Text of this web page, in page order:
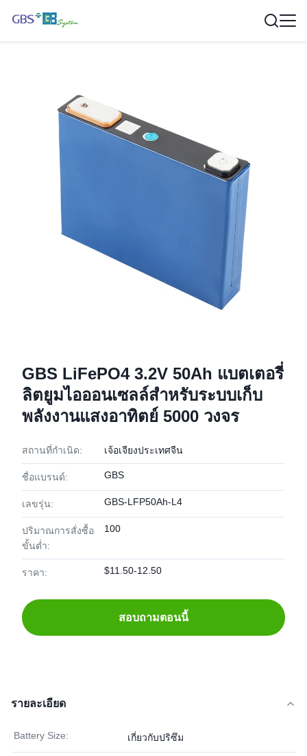
GBS LiFePO4 3.2V 50Ah แบตเตอรี่
ลิตยูมไอออนเซลล์สําหรับระบบเก็บ
พลังงานแสงอาทิตย์ 5000 วงจร
สถานที่กำเนิด: เจ้อเจียงประเทศจีน
ชื่อแบรนด์: GBS
เลขรุ่น: GBS-LFP50Ah-L4
ปริมาณการสั่งซื้อ
ขั้นต่ำ:
100
ราคา: $11.50-12.50
สอบถามตอนนี้
รายละเอียด
Battery Size: เกี่ยวกับปริซึม